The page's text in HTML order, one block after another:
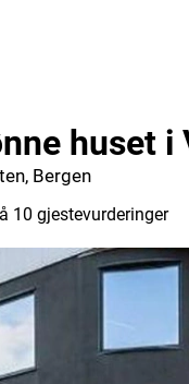
huset i
Bergen
10 gjestevurderinger